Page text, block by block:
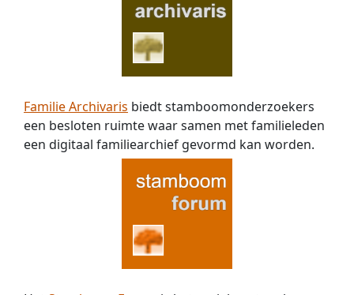
Familie Archivaris biedt stamboomonderzoekers
een besloten ruimte waar samen met familieleden
een digitaal familiearchief gevormd kan worden.